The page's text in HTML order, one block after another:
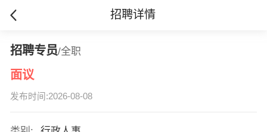
招聘详情
招聘专员/全职
面议
发布时间:2026-08-08